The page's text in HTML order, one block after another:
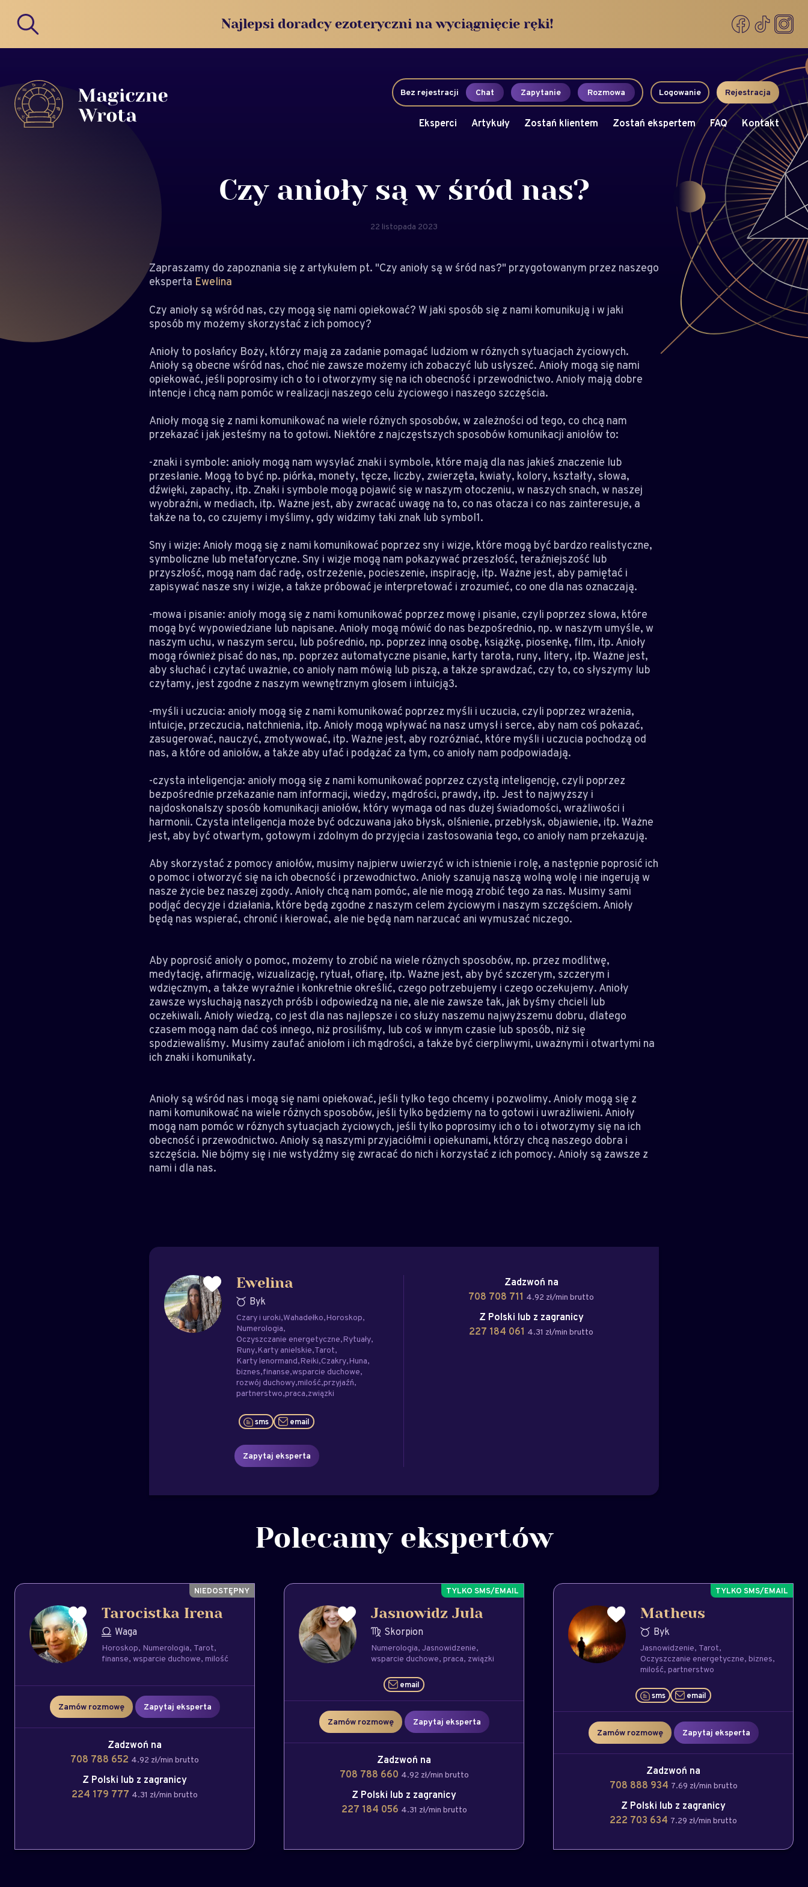
Najlepsi doradcy ezoteryczni na wyciągnięcie ręki!
Bez rejestracji Chat Zapytanie Rozmowa Logowanie Rejestracja
Eksperci Artykuły Zostań klientem Zostań ekspertem FAQ Kontakt
Czy anioły są w śród nas?
22 listopada 2023
Zapraszamy do zapoznania się z artykułem pt. "Czy anioły są w śród nas?" przygotowanym przez naszego
eksperta Ewelina
Czy anioły są wśród nas, czy mogą się nami opiekować? W jaki sposób się z nami komunikują i w jaki
sposób my możemy skorzystać z ich pomocy?
Anioły to posłańcy Boży, którzy mają za zadanie pomagać ludziom w różnych sytuacjach życiowych.
Anioły są obecne wśród nas, choć nie zawsze możemy ich zobaczyć lub usłyszeć. Anioły mogą się nami
opiekować, jeśli poprosimy ich o to i otworzymy się na ich obecność i przewodnictwo. Anioły mają dobre
intencje i chcą nam pomóc w realizacji naszego celu życiowego i naszego szczęścia.
Anioły mogą się z nami komunikować na wiele różnych sposobów, w zależności od tego, co chcą nam
przekazać i jak jesteśmy na to gotowi. Niektóre z najczęstszych sposobów komunikacji aniołów to:
-znaki i symbole: anioły mogą nam wysyłać znaki i symbole, które mają dla nas jakieś znaczenie lub
przesłanie. Mogą to być np. piórka, monety, tęcze, liczby, zwierzęta, kwiaty, kolory, kształty, słowa,
dźwięki, zapachy, itp. Znaki i symbole mogą pojawić się w naszym otoczeniu, w naszych snach, w naszej
wyobraźni, w mediach, itp. Ważne jest, aby zwracać uwagę na to, co nas otacza i co nas zainteresuje, a
także na to, co czujemy i myślimy, gdy widzimy taki znak lub symbol1.
Sny i wizje: Anioły mogą się z nami komunikować poprzez sny i wizje, które mogą być bardzo realistyczne,
symboliczne lub metaforyczne. Sny i wizje mogą nam pokazywać przeszłość, teraźniejszość lub
przyszłość, mogą nam dać radę, ostrzeżenie, pocieszenie, inspirację, itp. Ważne jest, aby pamiętać i
zapisywać nasze sny i wizje, a także próbować je interpretować i zrozumieć, co one dla nas oznaczają.
-mowa i pisanie: anioły mogą się z nami komunikować poprzez mowę i pisanie, czyli poprzez słowa, które
mogą być wypowiedziane lub napisane. Anioły mogą mówić do nas bezpośrednio, np. w naszym umyśle, w
naszym uchu, w naszym sercu, lub pośrednio, np. poprzez inną osobę, książkę, piosenkę, film, itp. Anioły
mogą również pisać do nas, np. poprzez automatyczne pisanie, karty tarota, runy, litery, itp. Ważne jest,
aby słuchać i czytać uważnie, co anioły nam mówią lub piszą, a także sprawdzać, czy to, co słyszymy lub
czytamy, jest zgodne z naszym wewnętrznym głosem i intuicją3.
-myśli i uczucia: anioły mogą się z nami komunikować poprzez myśli i uczucia, czyli poprzez wrażenia,
intuicje, przeczucia, natchnienia, itp. Anioły mogą wpływać na nasz umysł i serce, aby nam coś pokazać,
zasugerować, nauczyć, zmotywować, itp. Ważne jest, aby rozróżniać, które myśli i uczucia pochodzą od
nas, a które od aniołów, a także aby ufać i podążać za tym, co anioły nam podpowiadają.
-czysta inteligencja: anioły mogą się z nami komunikować poprzez czystą inteligencję, czyli poprzez
bezpośrednie przekazanie nam informacji, wiedzy, mądrości, prawdy, itp. Jest to najwyższy i
najdoskonalszy sposób komunikacji aniołów, który wymaga od nas dużej świadomości, wrażliwości i
harmonii. Czysta inteligencja może być odczuwana jako błysk, olśnienie, przebłysk, objawienie, itp. Ważne
jest, aby być otwartym, gotowym i zdolnym do przyjęcia i zastosowania tego, co anioły nam przekazują.
Aby skorzystać z pomocy aniołów, musimy najpierw uwierzyć w ich istnienie i rolę, a następnie poprosić ich
o pomoc i otworzyć się na ich obecność i przewodnictwo. Anioły szanują naszą wolną wolę i nie ingerują w
nasze życie bez naszej zgody. Anioły chcą nam pomóc, ale nie mogą zrobić tego za nas. Musimy sami
podjąć decyzje i działania, które będą zgodne z naszym celem życiowym i naszym szczęściem. Anioły
będą nas wspierać, chronić i kierować, ale nie będą nam narzucać ani wymuszać niczego.
Aby poprosić anioły o pomoc, możemy to zrobić na wiele różnych sposobów, np. przez modlitwę,
medytację, afirmację, wizualizację, rytuał, ofiarę, itp. Ważne jest, aby być szczerym, szczerym i
wdzięcznym, a także wyraźnie i konkretnie określić, czego potrzebujemy i czego oczekujemy. Anioły
zawsze wysłuchają naszych próśb i odpowiedzą na nie, ale nie zawsze tak, jak byśmy chcieli lub
oczekiwali. Anioły wiedzą, co jest dla nas najlepsze i co służy naszemu najwyższemu dobru, dlatego
czasem mogą nam dać coś innego, niż prosiliśmy, lub coś w innym czasie lub sposób, niż się
spodziewaliśmy. Musimy zaufać aniołom i ich mądrości, a także być cierpliwymi, uważnymi i otwartymi na
ich znaki i komunikaty.
Anioły są wśród nas i mogą się nami opiekować, jeśli tylko tego chcemy i pozwolimy. Anioły mogą się z
nami komunikować na wiele różnych sposobów, jeśli tylko będziemy na to gotowi i uwrażliwieni. Anioły
mogą nam pomóc w różnych sytuacjach życiowych, jeśli tylko poprosimy ich o to i otworzymy się na ich
obecność i przewodnictwo. Anioły są naszymi przyjaciółmi i opiekunami, którzy chcą naszego dobra i
szczęścia. Nie bójmy się i nie wstydźmy się zwracać do nich i korzystać z ich pomocy. Anioły są zawsze z
nami i dla nas.
Ewelina
Byk
Czary i uroki Wahadełko Horoskop
Numerologia
Oczyszczanie energetyczne Rytuały
Runy Karty anielskie Tarot
Karty lenormand Reiki Czakry Huna
biznes finanse wsparcie duchowe
rozwój duchowy milość przyjaźń
partnerstwo praca związki
sms email
Zapytaj eksperta
Zadzwoń na
708 708 711 4.92 zł/min brutto
Z Polski lub z zagranicy
227 184 061 4.31 zł/min brutto
Polecamy ekspertów
Tarocistka Irena
Waga
Horoskop Numerologia Tarot
finanse wsparcie duchowe milość
Zamów rozmowę Zapytaj eksperta
Zadzwoń na
708 788 652 4.92 zł/min brutto
Z Polski lub z zagranicy
224 179 777 4.31 zł/min brutto
Jasnowidz Jula
Skorpion
Numerologia Jasnowidzenie
wsparcie duchowe praca związki
email
Zamów rozmowę Zapytaj eksperta
Zadzwoń na
708 788 660 4.92 zł/min brutto
Z Polski lub z zagranicy
227 184 056 4.31 zł/min brutto
Matheus
Byk
Jasnowidzenie Tarot
Oczyszczanie energetyczne biznes
milość partnerstwo
sms email
Zamów rozmowę Zapytaj eksperta
Zadzwoń na
708 888 934 7.69 zł/min brutto
Z Polski lub z zagranicy
222 703 634 7.29 zł/min brutto